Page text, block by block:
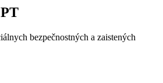
bezpečnostných a zaistených